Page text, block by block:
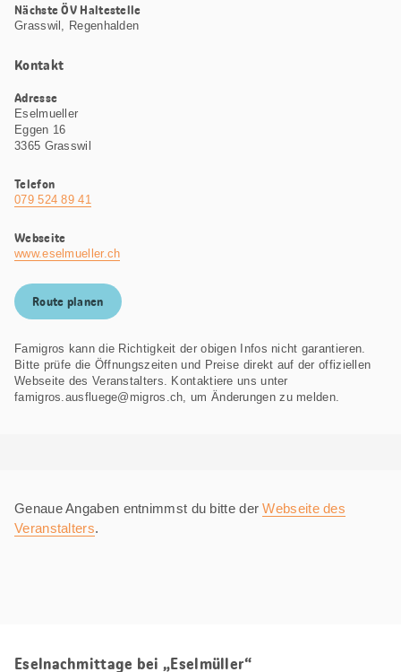
Nächste ÖV Haltestelle
Grasswil, Regenhalden
Kontakt
Adresse
Eselmueller
Eggen 16
3365 Grasswil
Telefon
079 524 89 41
Webseite
www.eselmueller.ch
Route planen
Famigros kann die Richtigkeit der obigen Infos nicht garantieren.
Bitte prüfe die Öffnungszeiten und Preise direkt auf der offiziellen
Webseite des Veranstalters. Kontaktiere uns unter
famigros.ausfluege@migros.ch, um Änderungen zu melden.
Genaue Angaben entnimmst du bitte derWebseite des
Veranstalters.
Eselnachmittage bei „Eselmüller“